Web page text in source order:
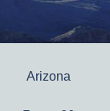
Arizona